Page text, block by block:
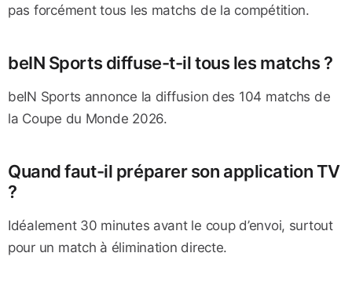
pas forcément tous les matchs de la compétition.
beIN Sports diffuse-t-il tous les matchs ?
beIN Sports annonce la diffusion des 104 matchs de
la Coupe du Monde 2026.
Quand faut-il préparer son application TV
?
Idéalement 30 minutes avant le coup d’envoi, surtout
pour un match à élimination directe.